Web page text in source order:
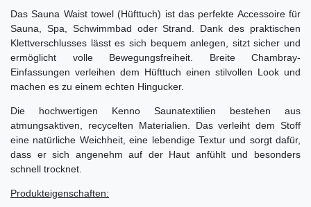
Das Sauna Waist towel (Hüfttuch) ist das perfekte Accessoire für
Sauna, Spa, Schwimmbad oder Strand. Dank des praktischen
Klettverschlusses lässt es sich bequem anlegen, sitzt sicher und
ermöglicht volle Bewegungsfreiheit. Breite Chambray-
Einfassungen verleihen dem Hüfttuch einen stilvollen Look und
machen es zu einem echten Hingucker.
Die hochwertigen Kenno Saunatextilien bestehen aus
atmungsaktiven, recycelten Materialien. Das verleiht dem Stoff
eine natürliche Weichheit, eine lebendige Textur und sorgt dafür,
dass er sich angenehm auf der Haut anfühlt und besonders
schnell trocknet.
Produkteigenschaften: